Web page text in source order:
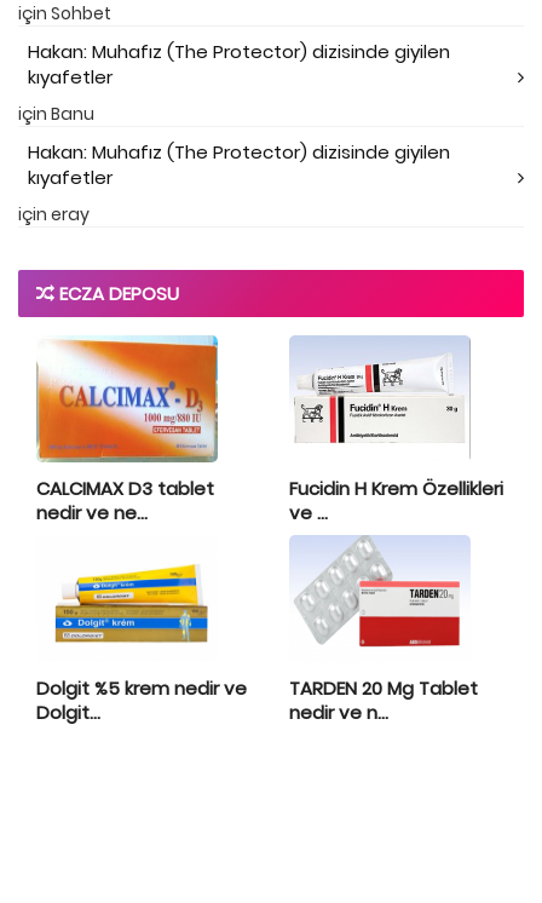
için Sohbet
Hakan: Muhafız (The Protector) dizisinde giyilen
kıyafetler
için Banu
Hakan: Muhafız (The Protector) dizisinde giyilen
kıyafetler
için eray
ECZA DEPOSU
CALCIMAX D3 tablet
nedir ve ne...
Fucidin H Krem Özellikleri
ve ...
Dolgit %5 krem nedir ve
Dolgit...
TARDEN 20 Mg Tablet
nedir ve n...